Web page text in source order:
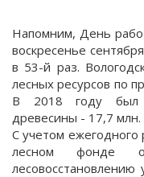
Напомним, День
воскресенье
в 53-й раз.
лесных ресурсов по
В 2018 году был
древесины - 17,7 млн.
С учетом
лесном фонде
лесовосстановлению